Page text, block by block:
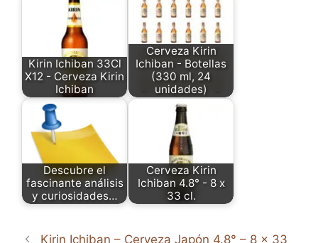
Kirin Ichiban 33Cl
X12 - Cerveza Kirin
Ichiban
Cerveza Kirin
Ichiban - Botellas
(330 ml, 24
unidades)
Descubre el
fascinante análisis
y curiosidades…
Cerveza Kirin
Ichiban 4.8° - 8 x
33 cl.
Kirin Ichiban – Cerveza Japón 4.8° – 8 x 33